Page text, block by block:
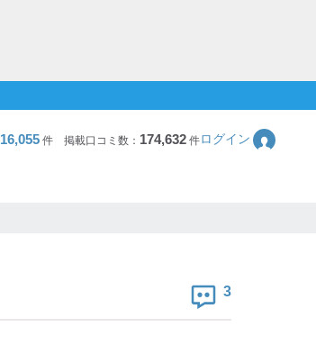
16,055 件 掲載口コミ数： 174,632件ログイン
3